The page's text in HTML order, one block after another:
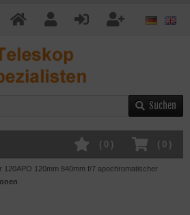
Suchen
( 0 )
( 0 )
120APO 120mm 840mm f/7 apochromatischer